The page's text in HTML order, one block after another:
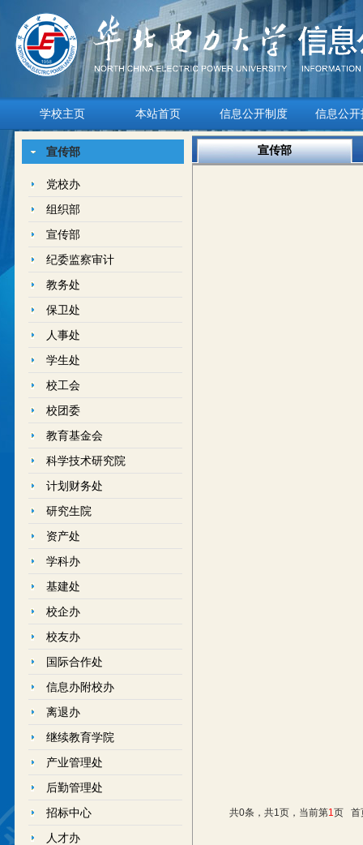
学校主页 本站首页 信息公开制度 信息公开
宣传部
党校办
组织部
宣传部
纪委监察审计
教务处
保卫处
人事处
学生处
校工会
校团委
教育基金会
科学技术研究院
计划财务处
研究生院
资产处
学科办
基建处
校企办
校友办
国际合作处
信息办附校办
离退办
继续教育学院
产业管理处
后勤管理处
招标中心
人才办
宣传部
共0条，共1页，当前第1页 首